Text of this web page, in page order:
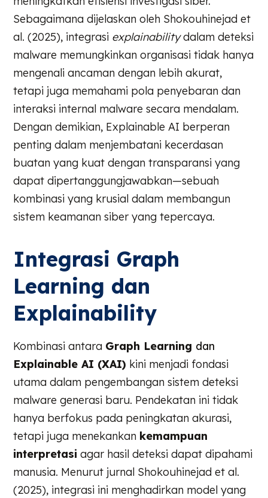
Sebagaimana dijelaskan oleh Shokouhinejad et
al. (2025), integrasi explainabilitydalam deteksi
malware memungkinkan organisasi tidak hanya
mengenali ancaman dengan lebih akurat,
tetapi juga memahami pola penyebaran dan
interaksi internal malware secara mendalam.
Dengan demikian, Explainable AI berperan
penting dalam menjembatani kecerdasan
buatan yang kuat dengan transparansi yang
dapat dipertanggungjawabkan—sebuah
kombinasi yang krusial dalam membangun
sistem keamanan siber yang tepercaya.
Integrasi Graph
Learning dan
Explainability
Kombinasi antara Graph Learning dan
Explainable AI (XAI) kini menjadi fondasi
utama dalam pengembangan sistem deteksi
malware generasi baru. Pendekatan ini tidak
hanya berfokus pada peningkatan akurasi,
tetapi juga menekankan kemampuan
interpretasi agar hasil deteksi dapat dipahami
manusia. Menurut jurnal Shokouhinejad et al.
(2025), integrasi ini menghadirkan model yang